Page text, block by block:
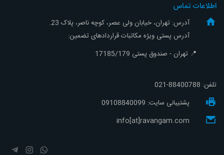
اطلاعات تماس
آدرس: تهران، خیابان ولی عصر، کوچه ناصر، پلاک 23.
آدرس پستی ویژه مکاتبات قراردادهای تضمین:
📍 تهران - صندوق پستی 17185/179
تلفن: 88400788-021
پشتیبانی سایت: 09108840099
info[at]ravangam.com